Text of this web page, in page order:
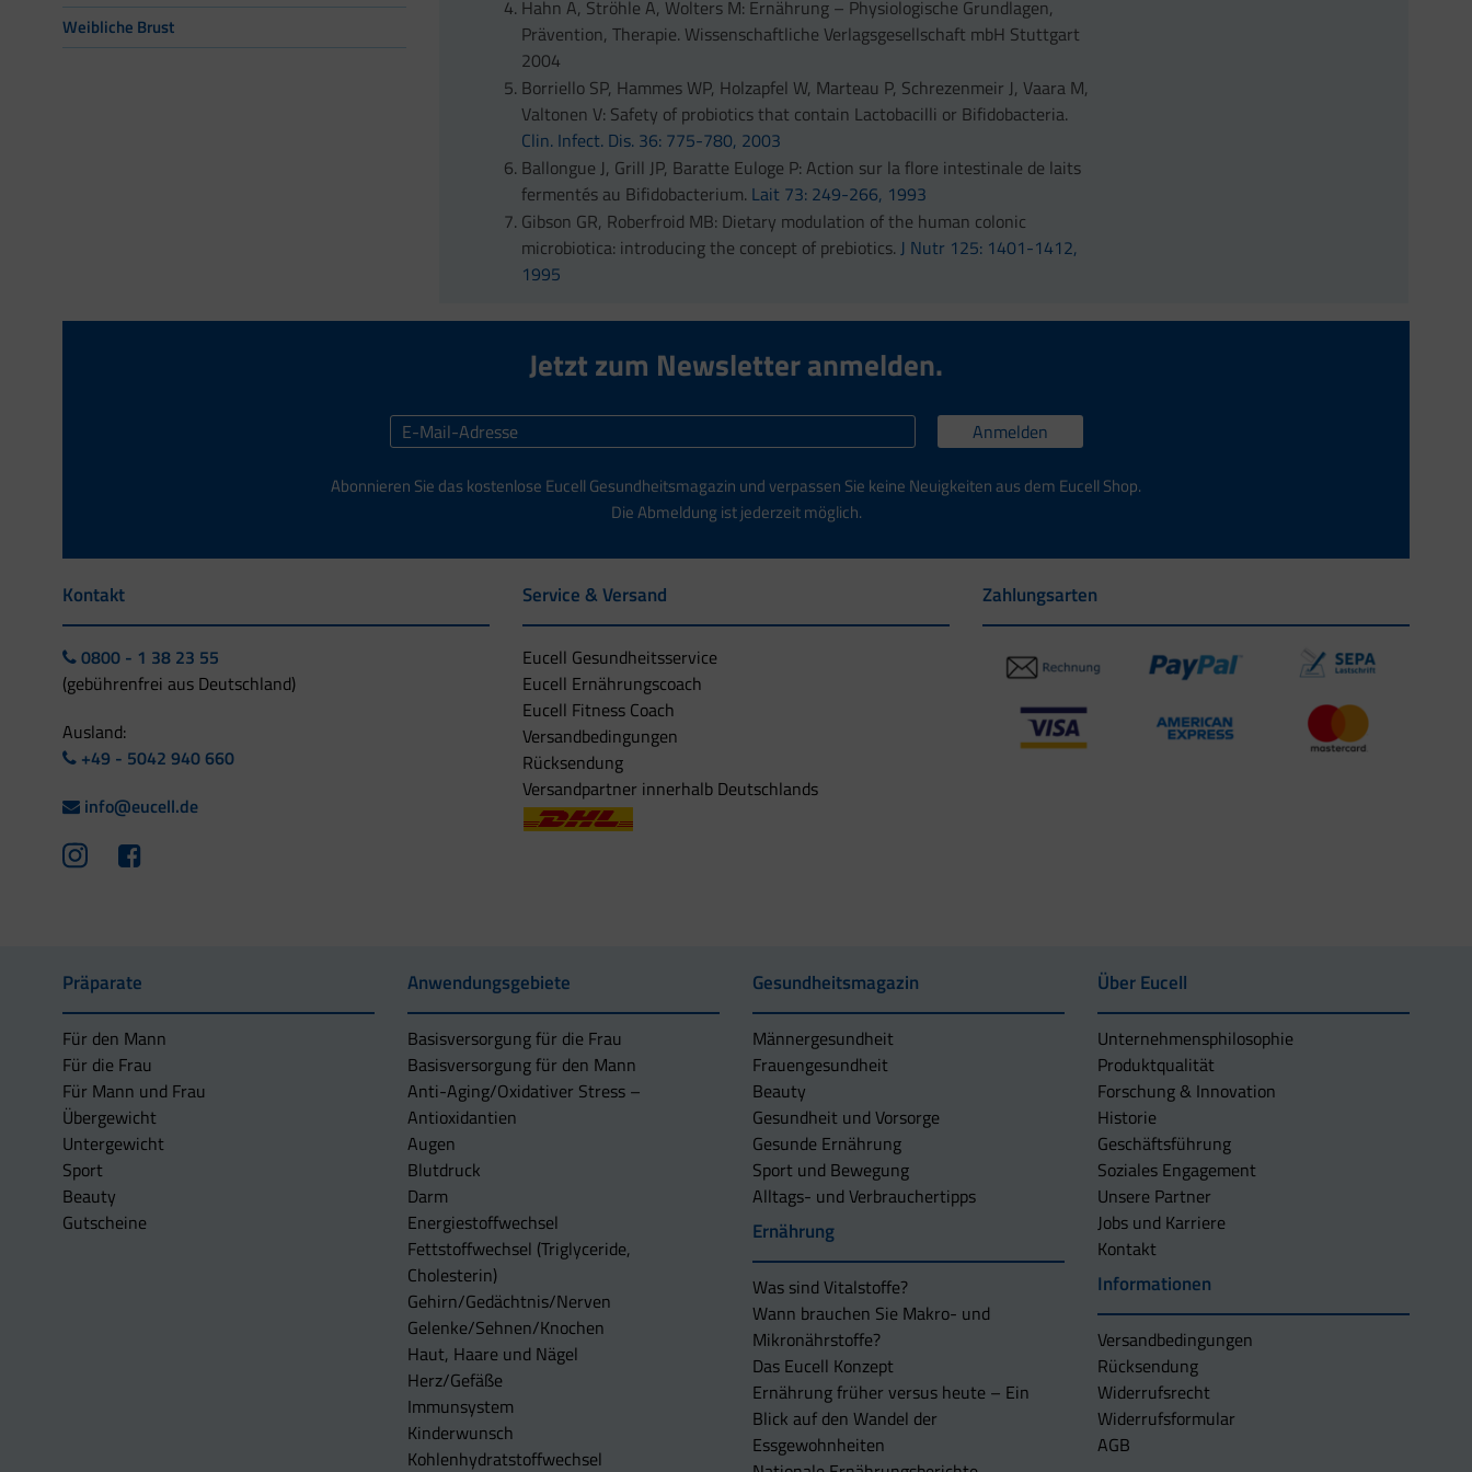
Weibliche Brust
Hahn A, Ströhle A, Wolters M: Ernährung – Physiologische Grundlagen,
Prävention, Therapie. Wissenschaftliche Verlagsgesellschaft mbH Stuttgart
2004
Borriello SP, Hammes WP, Holzapfel W, Marteau P, Schrezenmeir J, Vaara M,
Valtonen V: Safety of probiotics that contain Lactobacilli or Bifidobacteria.
Clin. Infect. Dis. 36: 775-780, 2003
Ballongue J, Grill JP, Baratte Euloge P: Action sur la flore intestinale de laits
fermentés au Bifidobacterium. Lait 73: 249-266, 1993
Gibson GR, Roberfroid MB: Dietary modulation of the human colonic
microbiotica: introducing the concept of prebiotics. J Nutr 125: 1401-1412,
1995
Jetzt zum Newsletter anmelden.
Anmelden
Abonnieren Sie das kostenlose Eucell Gesundheitsmagazin und verpassen Sie keine Neuigkeiten aus dem Eucell Shop.
Die Abmeldung ist jederzeit möglich.
Kontakt
0800 - 1 38 23 55
(gebührenfrei aus Deutschland)
Ausland:
+49 - 5042 940 660
info@eucell.de
Service & Versand
Eucell Gesundheitsservice
Eucell Ernährungscoach
Eucell Fitness Coach
Versandbedingungen
Rücksendung
Versandpartner innerhalb Deutschlands
Zahlungsarten
Präparate
Für den Mann
Für die Frau
Für Mann und Frau
Übergewicht
Untergewicht
Sport
Beauty
Gutscheine
Anwendungsgebiete
Basisversorgung für die Frau
Basisversorgung für den Mann
Anti-Aging/Oxidativer Stress –
Antioxidantien
Augen
Blutdruck
Darm
Energiestoffwechsel
Fettstoffwechsel (Triglyceride,
Cholesterin)
Gehirn/Gedächtnis/Nerven
Gelenke/Sehnen/Knochen
Haut, Haare und Nägel
Herz/Gefäße
Immunsystem
Kinderwunsch
Kohlenhydratstoffwechsel
Gesundheitsmagazin
Männergesundheit
Frauengesundheit
Beauty
Gesundheit und Vorsorge
Gesunde Ernährung
Sport und Bewegung
Alltags- und Verbrauchertipps
Ernährung
Was sind Vitalstoffe?
Wann brauchen Sie Makro- und
Mikronährstoffe?
Das Eucell Konzept
Ernährung früher versus heute – Ein
Blick auf den Wandel der
Essgewohnheiten
Über Eucell
Unternehmens­philosophie
Produktqualität
Forschung & Innovation
Historie
Geschäftsführung
Soziales Engagement
Unsere Partner
Jobs und Karriere
Kontakt
Informationen
Versandbedingungen
Rücksendung
Widerrufsrecht
Widerrufsformular
AGB